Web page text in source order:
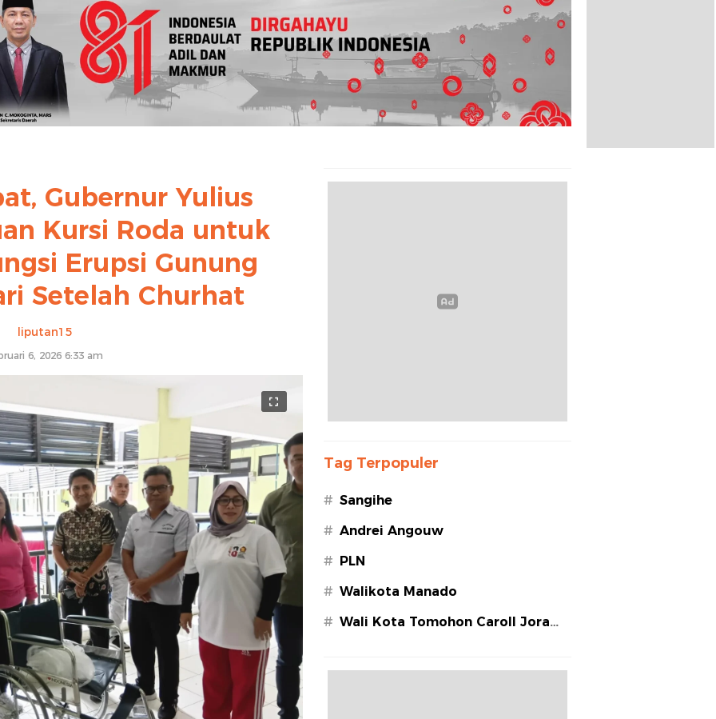
Gubernur Yulius
Kursi Roda untuk
Erupsi Gunung
Setelah Churhat
liputan15
6, 2026 6:33 am
Tag Terpopuler
# Sangihe
# Andrei Angouw
# PLN
# Walikota Manado
# Wali Kota Tomohon Caroll Joram